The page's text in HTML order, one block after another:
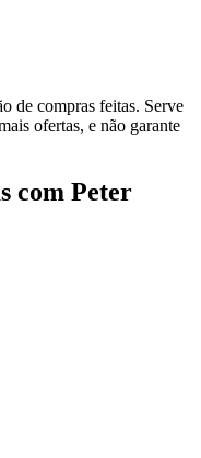
de compras feitas. Serve
ofertas, e não garante
com Peter